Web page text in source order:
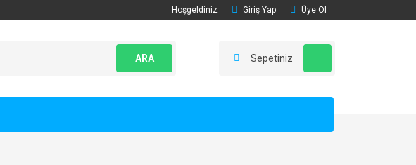
Hoşgeldiniz Giriş Yap Üye Ol
ARA Sepetiniz